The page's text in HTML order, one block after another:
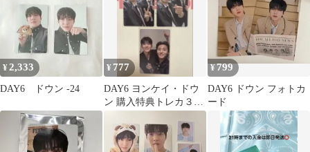
¥2,333
DAY6 ドウン -24
¥ 777
DAY6 ヨンケイ・ドウ
ン 購入特典トレカ３枚
¥799
DAY6 ドウン フォトカ
ード